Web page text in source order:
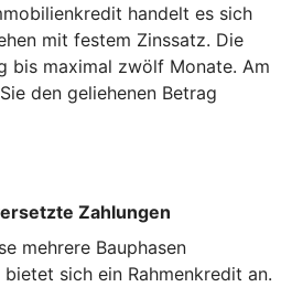
handelt es sich
mit festem Zinssatz. Die
bis maximal zwölf Monate. Am
den geliehenen Betrag
Zahlungen
mehrere Bauphasen
sich ein Rahmenkredit an.